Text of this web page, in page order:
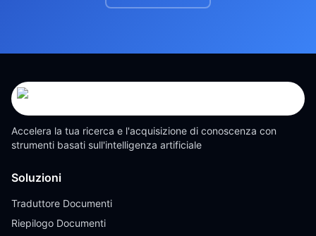
Accelera la tua ricerca e l'acquisizione di conoscenza con
strumenti basati sull'intelligenza artificiale
Soluzioni
Traduttore Documenti
Riepilogo Documenti